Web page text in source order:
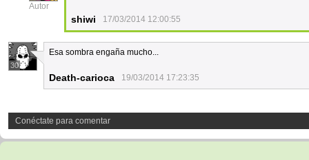
Autor
shiwi 17/03/2014 12:00:55
30
Esa sombra engaña mucho...
Death-carioca 19/03/2014 17:23:35
Conéctate para comentar